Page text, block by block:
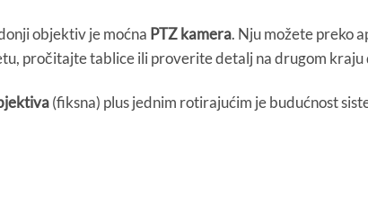
objektiv je moćna PTZ kamera. Nju možete preko
pročitajte tablice ili proverite detalj na drugom kraju
(fiksna) plus jednim rotirajućim je budućnost